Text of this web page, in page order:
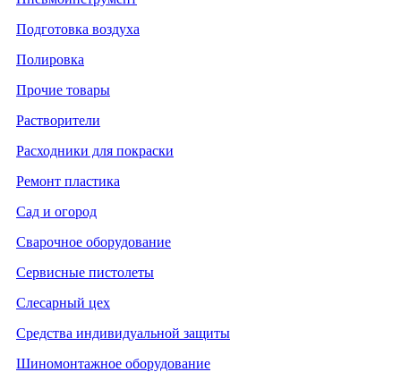
Подготовка воздуха
Полировка
Прочие товары
Растворители
Расходники для покраски
Ремонт пластика
Сад и огород
Сварочное оборудование
Сервисные пистолеты
Слесарный цех
Средства индивидуальной защиты
Шиномонтажное оборудование